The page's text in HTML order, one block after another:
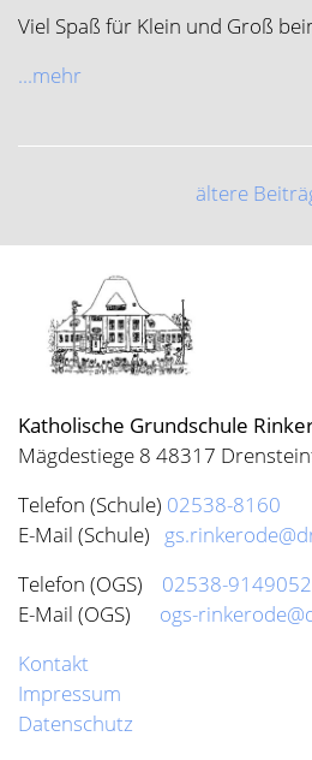
Viel Spaß für Klein und Groß
...mehr
ältere
Katholische Grundschule
Mägdestiege 8 48317
Telefon (Schule) 02538-8160
E-Mail (Schule)
Telefon (OGS) 02538-9149052
E-Mail (OGS) ogs-
Kontakt
Impressum
Datenschutz